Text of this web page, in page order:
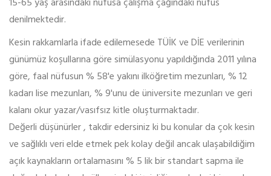
denilmektedir.
Kesin rakkamlarla ifade edilemesede TÜİK ve DİE verilerinin
günümüz koşullarına göre simülasyonu yapıldığında 2011 yılına
göre, faal nüfusun % 58'e yakını ilköğretim mezunları, % 12
kadarı lise mezunları, % 9'unu de üniversite mezunları ve geri
kalanı okur yazar/vasıfsız kitle oluşturmaktadır.
Değerli düşünürler , takdir edersiniz ki bu konular da çok kesin
ve sağlıklı veri elde etmek pek kolay değil ancak ulaşabildiğim
açık kaynakların ortalamasını % 5 lik bir standart sapma ile